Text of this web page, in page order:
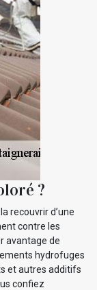
?
recouvrir d’une
contre les
avantage de
hydrofuges
et autres additifs
confiez